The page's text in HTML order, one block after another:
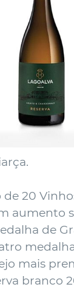
20
aumento
de
mais
branco